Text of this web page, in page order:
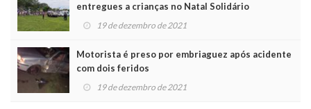
entregues a crianças no Natal Solidário
19 de dezembro de 2021
Motorista é preso por embriaguez após acidente
com dois feridos
19 de dezembro de 2021